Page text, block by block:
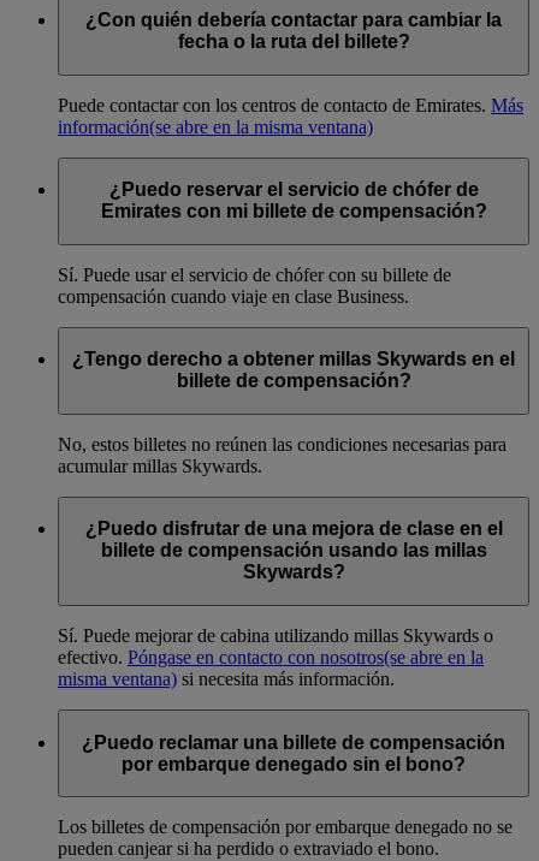
¿Con quién debería contactar para cambiar la
fecha o la ruta del billete?
Puede contactar con los centros de contacto de Emirates. Más
información(se abre en la misma ventana)
¿Puedo reservar el servicio de chófer de
Emirates con mi billete de compensación?
Sí. Puede usar el servicio de chófer con su billete de
compensación cuando viaje en clase Business.
¿Tengo derecho a obtener millas Skywards en el
billete de compensación?
No, estos billetes no reúnen las condiciones necesarias para
acumular millas Skywards.
¿Puedo disfrutar de una mejora de clase en el
billete de compensación usando las millas
Skywards?
Sí. Puede mejorar de cabina utilizando millas Skywards o
efectivo. Póngase en contacto con nosotros(se abre en la
misma ventana) si necesita más información.
¿Puedo reclamar una billete de compensación
por embarque denegado sin el bono?
Los billetes de compensación por embarque denegado no se
pueden canjear si ha perdido o extraviado el bono.